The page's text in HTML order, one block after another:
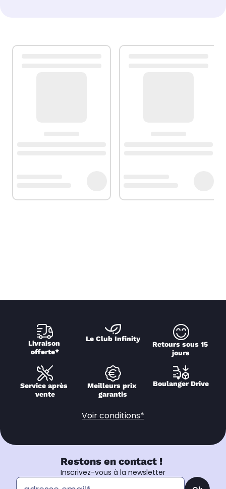
Livraison
offerte*
Le Club Infinity
Retours sous 15
jours
Service après
vente
Meilleurs prix
garantis
Boulanger Drive
Voir conditions*
Restons en contact !
Inscrivez-vous à la newsletter